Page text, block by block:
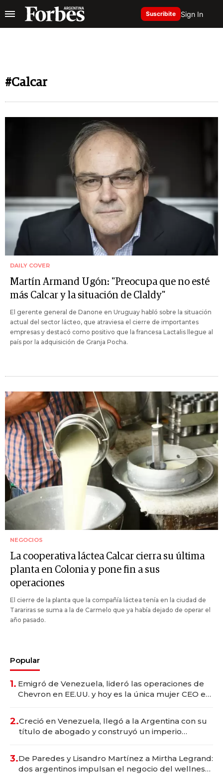
Suscribite Sign In
#Calcar
DAILY COVER
Martín Armand Ugón: "Preocupa que no esté
más Calcar y la situación de Claldy"
El gerente general de Danone en Uruguay habló sobre la situación
actual del sector lácteo, que atraviesa el cierre de importantes
empresas y destacó como positivo que la francesa Lactalis llegue al
país por la adquisición de Granja Pocha.
NEGOCIOS
La cooperativa láctea Calcar cierra su última
planta en Colonia y pone fin a sus
operaciones
El cierre de la planta que la compañía láctea tenía en la ciudad de
Tarariras se suma a la de Carmelo que ya había dejado de operar el
año pasado.
Popular
1. Emigró de Venezuela, lideró las operaciones de
Chevron en EE.UU. y hoy es la única mujer CEO en
2.Creció en Venezuela, llegó a la Argentina con su
título de abogado y construyó un imperio
3.De Paredes y Lisandro Martínez a Mirtha Legrand:
dos argentinos impulsan el negocio del wellness